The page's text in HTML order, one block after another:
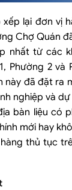
lại đơn vị
Chợ Quán
nhất từ các
Phường 2 và
này đã đặt ra
nghiệp và
bàn liệu có
mới hay
thủ tục